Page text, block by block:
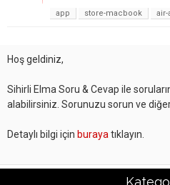
app
store-macbook air-
Hoş geldiniz,
Sihirli Elma Soru & Cevap ile
alabilirsiniz. Sorunuzu sorun ve diğer
Detaylı bilgi için buraya tıklayın.